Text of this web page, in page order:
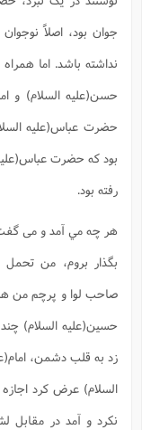
نداشته باشد. اما همراه
حسن(علیه السلام) و
حضرت عباس(علیه
بود که حضرت عباس(علیه
رفته بود.
هر چه مي آمد و می
بگذار بروم، من
صاحب لوا و پرچم من
حسين(علیه السلام)
زد به قلب دشمن،
السلام) عرض کرد
نکرد و آمد در مقابل